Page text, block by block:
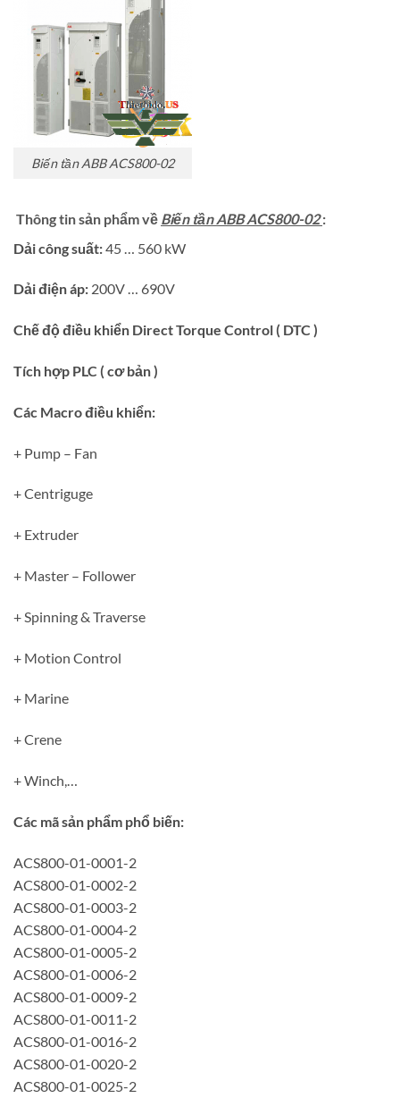
Biến tần ABB ACS800-02
Thông tin sản phẩm về Biến tần ABB ACS800-02:
Dải công suất:45 … 560 kW
Dải điện áp: 200V … 690V
Chế độ điều khiển Direct Torque Control ( DTC )
Tích hợp PLC ( cơ bản )
Các Macro điều khiển:
+ Pump – Fan
+ Centriguge
+ Extruder
+ Master – Follower
+ Spinning & Traverse
+ Motion Control
+ Marine
+ Crene
+ Winch,…
Các mã sản phẩm phổ biến:
ACS800-01-0001-2
ACS800-01-0002-2
ACS800-01-0003-2
ACS800-01-0004-2
ACS800-01-0005-2
ACS800-01-0006-2
ACS800-01-0009-2
ACS800-01-0011-2
ACS800-01-0016-2
ACS800-01-0020-2
ACS800-01-0025-2